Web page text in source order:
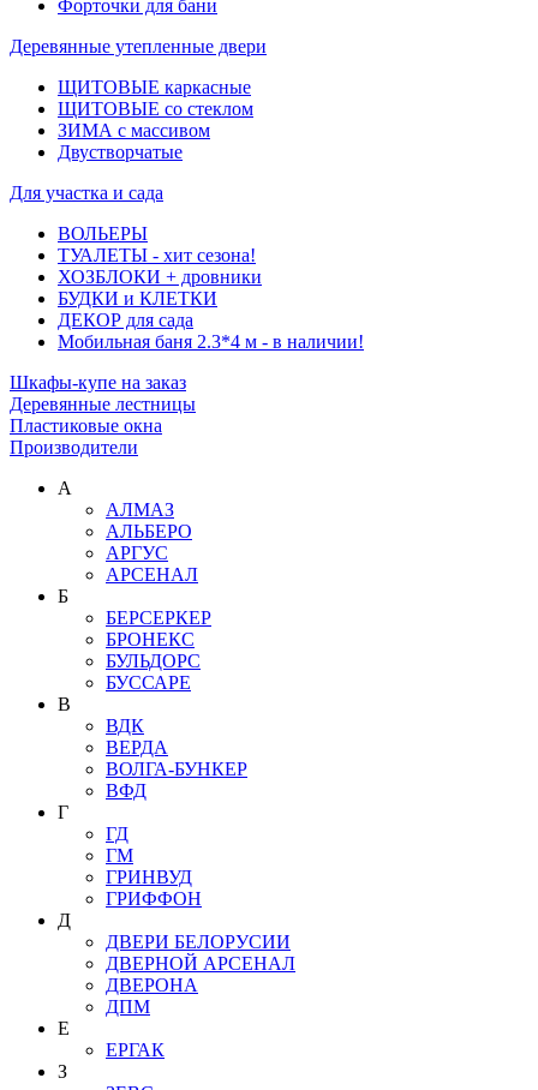
Форточки для бани
Деревянные утепленные двери
ЩИТОВЫЕ каркасные
ЩИТОВЫЕ со стеклом
ЗИМА с массивом
Двустворчатые
Для участка и сада
ВОЛЬЕРЫ
ТУАЛЕТЫ - хит сезона!
ХОЗБЛОКИ + дровники
БУДКИ и КЛЕТКИ
ДЕКОР для сада
Мобильная баня 2.3*4 м - в наличии!
Шкафы-купе на заказ
Деревянные лестницы
Пластиковые окна
Производители
А
АЛМАЗ
АЛЬБЕРО
АРГУС
АРСЕНАЛ
Б
БЕРСЕРКЕР
БРОНЕКС
БУЛЬДОРС
БУССАРЕ
В
ВДК
ВЕРДА
ВОЛГА-БУНКЕР
ВФД
Г
ГД
ГМ
ГРИНВУД
ГРИФФОН
Д
ДВЕРИ БЕЛОРУСИИ
ДВЕРНОЙ АРСЕНАЛ
ДВЕРОНА
ДПМ
Е
ЕРГАК
З